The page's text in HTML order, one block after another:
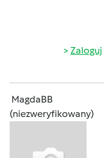
Zaloguj
MagdaBB
(niezweryfikowany)